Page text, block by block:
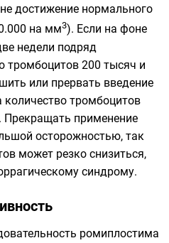
достижение нормального
на мм3). Если на фоне
недели подряд
тромбоцитов 200 тысяч и
или прервать введение
количество тромбоцитов
Прекращать применение
осторожностью, так
может резко снизиться,
синдрому.
ромиплостима